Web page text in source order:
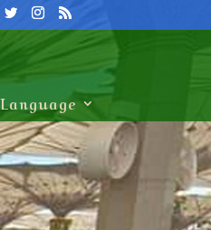
Language